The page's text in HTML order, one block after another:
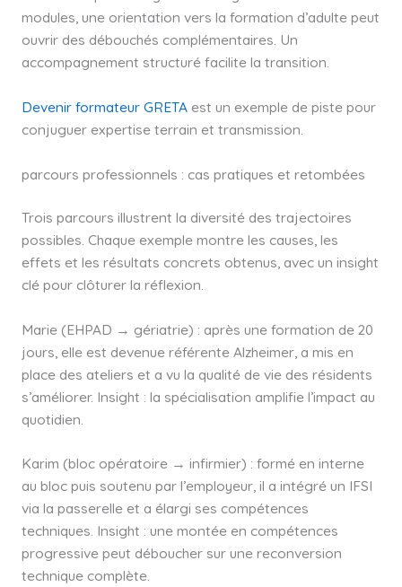
modules, une orientation vers la formation d’adulte peut
ouvrir des débouchés complémentaires. Un
accompagnement structuré facilite la transition.
Devenir formateur GRETAest un exemple de piste pour
conjuguer expertise terrain et transmission.
parcours professionnels : cas pratiques et retombées
Trois parcours illustrent la diversité des trajectoires
possibles. Chaque exemple montre les causes, les
effets et les résultats concrets obtenus, avec un insight
clé pour clôturer la réflexion.
Marie (EHPAD → gériatrie) : après une formation de 20
jours, elle est devenue référente Alzheimer, a mis en
place des ateliers et a vu la qualité de vie des résidents
s’améliorer. Insight : la spécialisation amplifie l’impact au
quotidien.
Karim (bloc opératoire → infirmier) : formé en interne
au bloc puis soutenu par l’employeur, il a intégré un IFSI
via la passerelle et a élargi ses compétences
techniques. Insight : une montée en compétences
progressive peut déboucher sur une reconversion
technique complète.